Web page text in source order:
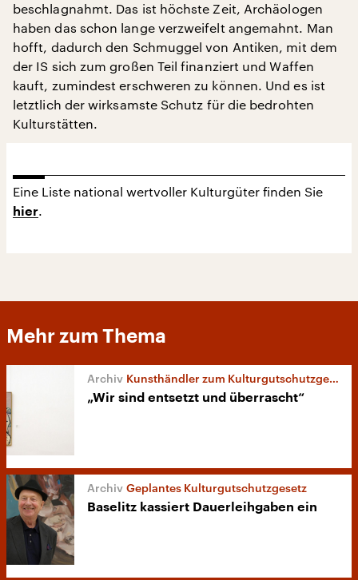
beschlagnahmt. Das ist höchste Zeit, Archäologen
haben das schon lange verzweifelt angemahnt. Man
hofft, dadurch den Schmuggel von Antiken, mit dem
der IS sich zum großen Teil finanziert und Waffen
kauft, zumindest erschweren zu können. Und es ist
letztlich der wirksamste Schutz für die bedrohten
Kulturstätten.
Eine Liste national wertvoller Kulturgüter finden Sie
hier.
Mehr zum Thema
Kunsthändler zum Kulturgutschutzgesetz
„Wir sind entsetzt und überrascht“
Geplantes Kulturgutschutzgesetz
Baselitz kassiert Dauerleihgaben ein